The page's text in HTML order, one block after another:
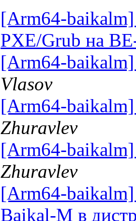
[Arm64-baikalm]
PXE/Grub на
[Arm64-
Vlasov
[Arm64-
Zhuravlev
[Arm64-
Zhuravlev
[Arm64-baikalm]
Baikal-M в